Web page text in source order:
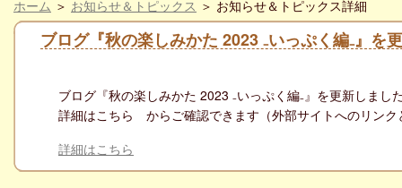
ホーム ＞ お知らせ＆トピックス ＞ お知らせ＆トピックス詳細
ブログ『秋の楽しみかた 2023 ₋いっぷく編₋』を
ブログ『秋の楽しみかた 2023 ₋いっぷく編₋』を更新しまし
詳細はこちら からご確認できます（外部サイトへのリンク
詳細はこちら